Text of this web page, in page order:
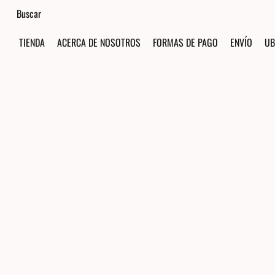
TIENDA ACERCA DE NOSOTROS FORMAS DE PAGO ENVÍO